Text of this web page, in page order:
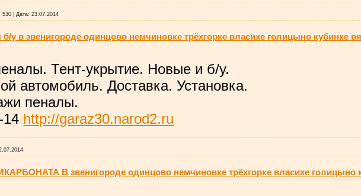
530 Дата: 23.07.2014
у в звенигороде одинцово немчиновке трёхгорке власихе голицыно кубинке
Тент-укрытие. Новые и б/у.
автомобиль. Доставка. Установка.
пеналы.
14 http://garaz30.narod2.ru
В звенигороде одинцово немчиновке трёхгорке власихе голицыно